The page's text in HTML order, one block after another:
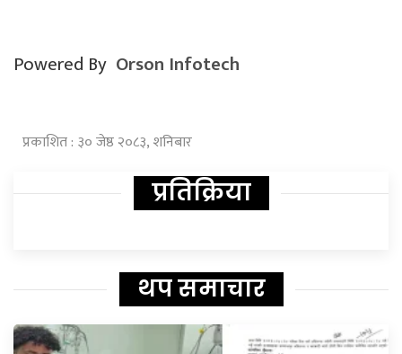
Powered By Orson Infotech
प्रकाशित : ३० जेष्ठ २०८३, शनिबार
प्रतिक्रिया
थप समाचार